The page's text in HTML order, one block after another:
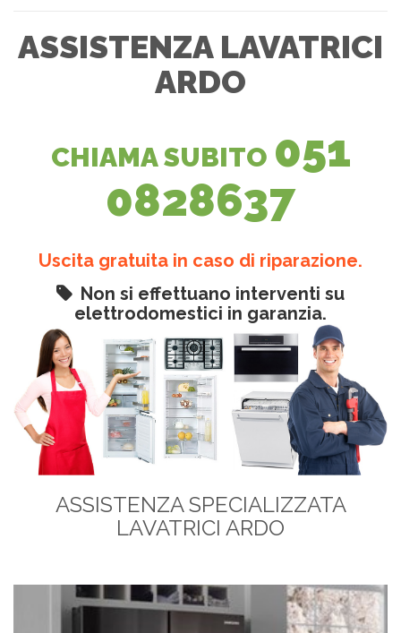
ASSISTENZA LAVATRICI
ARDO
CHIAMA SUBITO 051
0828637
Uscita gratuita in caso di riparazione.
Non si effettuano interventi su
elettrodomestici in garanzia.
ASSISTENZA SPECIALIZZATA
LAVATRICI ARDO